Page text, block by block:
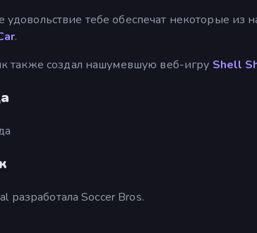
удовольствие тебе обеспечат некоторые из
.
также создал нашумевшую веб-игру Shell
разработала Soccer Bros.